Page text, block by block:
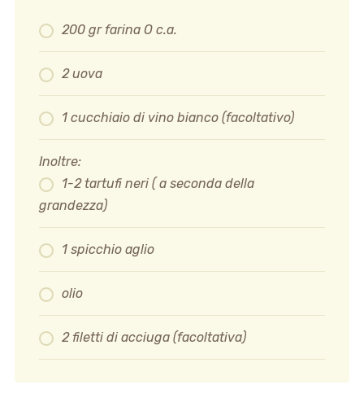
200 gr farina O c.a.
2 uova
1 cucchiaio di vino bianco (facoltativo)
Inoltre:
1-2 tartufi neri ( a seconda della
grandezza)
1 spicchio aglio
olio
2 filetti di acciuga (facoltativa)